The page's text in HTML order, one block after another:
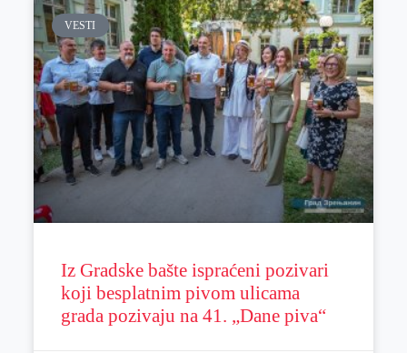
VESTI
Iz Gradske bašte ispraćeni pozivari
koji besplatnim pivom ulicama
grada pozivaju na 41. „Dane piva“